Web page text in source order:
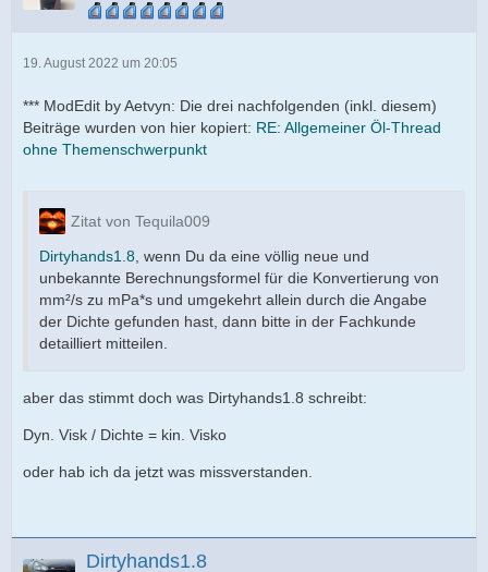
19. August 2022 um 20:05
*** ModEdit by Aetvyn: Die drei nachfolgenden (inkl. diesem)
Beiträge wurden von hier kopiert: RE: Allgemeiner Öl-Thread
ohne Themenschwerpunkt
Zitat von Tequila009
Dirtyhands1.8 , wenn Du da eine völlig neue und
unbekannte Berechnungsformel für die Konvertierung von
mm²/s zu mPa*s und umgekehrt allein durch die Angabe
der Dichte gefunden hast, dann bitte in der Fachkunde
detailliert mitteilen.
aber das stimmt doch was Dirtyhands1.8 schreibt:
Dyn. Visk / Dichte = kin. Visko
oder hab ich da jetzt was missverstanden.
Dirtyhands1.8